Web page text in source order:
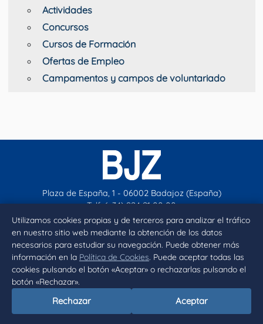
Utilizamos cookies propias y de terceros para analizar el tráfico
en nuestro sitio web mediante la obtención de los datos
necesarios para estudiar su navegación. Puede obtener más
información en la Política de Cookies. Puede aceptar todas las
cookies pulsando el botón «Aceptar» o rechazarlas pulsando el
botón «Rechazar».
Rechazar Aceptar
Actividades
Concursos
Cursos de Formación
Ofertas de Empleo
Campamentos y campos de voluntariado
Plaza de España, 1 - 06002 Badajoz (España)
Telf. (+34) 924 21 00 00
contacto@aytobadajoz.es
Facebook
X Instagram
YouTube
Inicio Aviso legal
Declaración de accesibilidad